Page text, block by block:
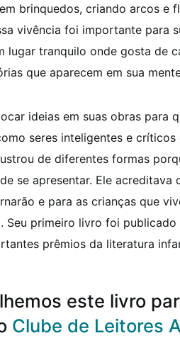
brinquedos, criando arcos e
vivência foi importante para
lugar tranquilo onde gosta de
que aparecem em sua
ideias em suas obras para
seres inteligentes e
de diferentes formas
se apresentar. Ele acreditava
e para as crianças que
Seu primeiro livro foi publicado
prêmios da literatura
este livro
Clube de Leitores